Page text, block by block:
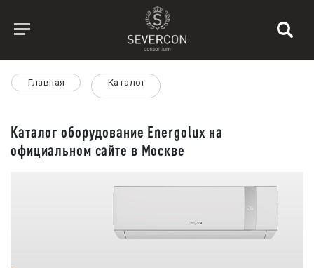
Главная Каталог
Каталог оборудование Energolux на
официальном сайте в Москве